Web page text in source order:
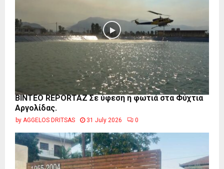
BINTEO REPORTAZ Σε ύφεση η φωτιά στα Φύχτια
Αργολίδας.
by AGGELOS DRITSAS 31 July 2026 0